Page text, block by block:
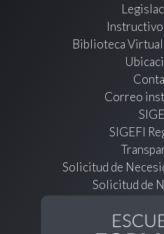
Biblioteca
Correo
SIGEFI
Solicitud de
Solicitud de